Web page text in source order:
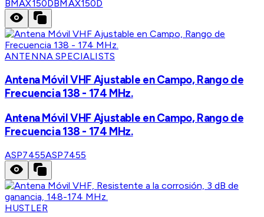
BMAX150DBMAX150D
ANTENNA SPECIALISTS
Antena Móvil VHF Ajustable en Campo, Rango de
Frecuencia 138 - 174 MHz.
Antena Móvil VHF Ajustable en Campo, Rango de
Frecuencia 138 - 174 MHz.
ASP7455ASP7455
HUSTLER